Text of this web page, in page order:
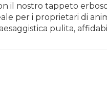
il nostro tappeto
per i proprietari di
pulita,